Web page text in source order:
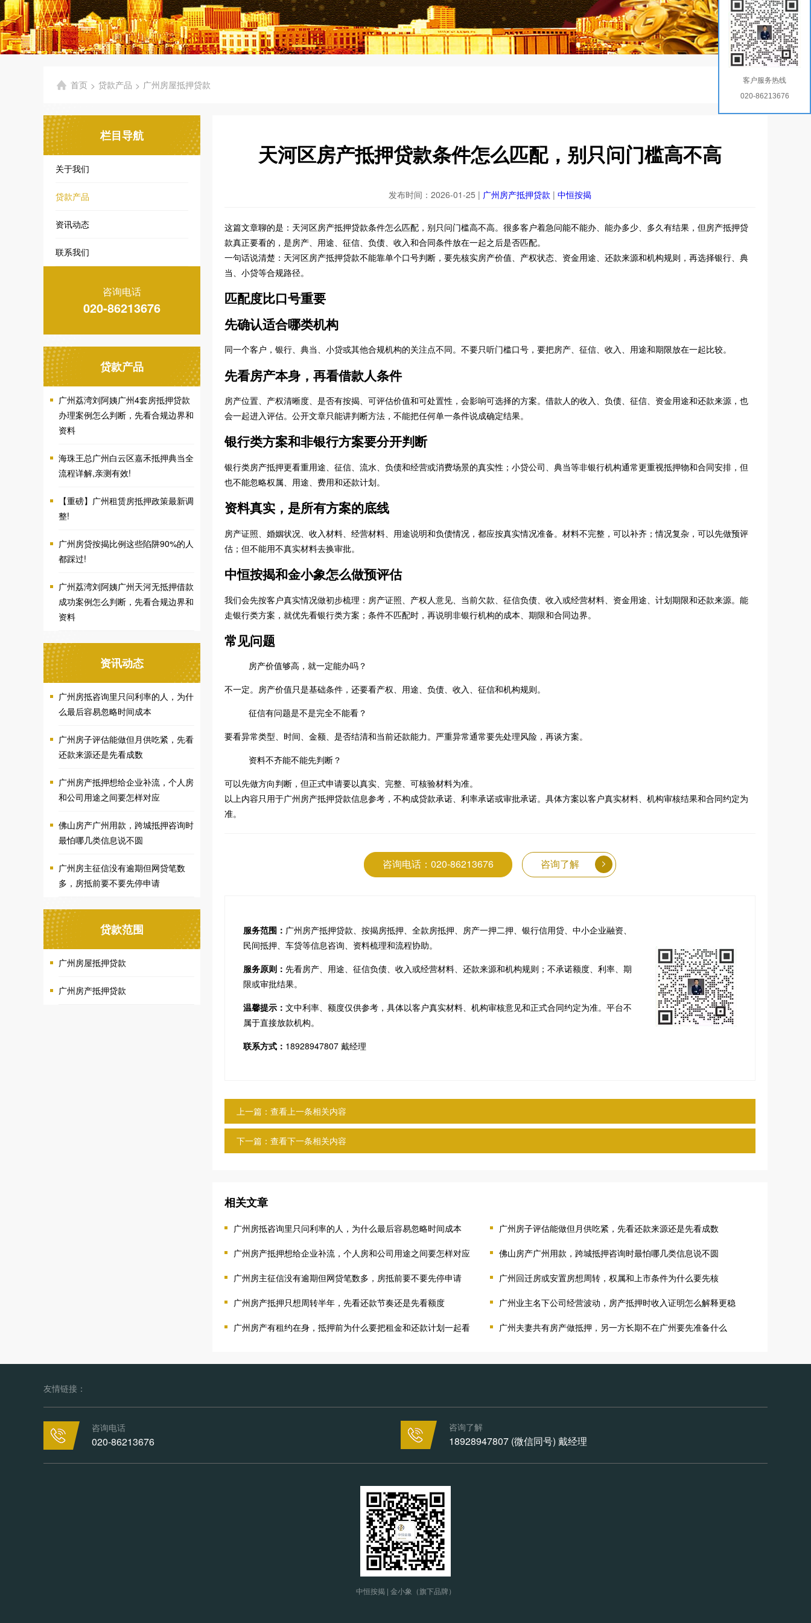
首页 > 贷款产品 > 广州房屋抵押贷款
栏目导航
关于我们
贷款产品
资讯动态
联系我们
咨询电话
020-86213676
贷款产品
广州荔湾刘阿姨广州4套房抵押贷款
办理案例怎么判断，先看合规边界和
资料
海珠王总广州白云区嘉禾抵押典当全
流程详解,亲测有效!
【重磅】广州租赁房抵押政策最新调
整!
广州房贷按揭比例这些陷阱90%的人
都踩过!
广州荔湾刘阿姨广州天河无抵押借款
成功案例怎么判断，先看合规边界和
资料
资讯动态
广州房抵咨询里只问利率的人，为什
么最后容易忽略时间成本
广州房子评估能做但月供吃紧，先看
还款来源还是先看成数
广州房产抵押想给企业补流，个人房
和公司用途之间要怎样对应
佛山房产广州用款，跨城抵押咨询时
最怕哪几类信息说不圆
广州房主征信没有逾期但网贷笔数
多，房抵前要不要先停申请
贷款范围
广州房屋抵押贷款
广州房产抵押贷款
天河区房产抵押贷款条件怎么匹配，别只问门槛高不高
发布时间：2026-01-25 | 广州房产抵押贷款 | 中恒按揭
这篇文章聊的是：天河区房产抵押贷款条件怎么匹配，别只问门槛高不高。很多客户着急问能不能办、能办多少、多久有结果，但房产抵押贷
款真正要看的，是房产、用途、征信、负债、收入和合同条件放在一起之后是否匹配。
一句话说清楚：天河区房产抵押贷款不能靠单个口号判断，要先核实房产价值、产权状态、资金用途、还款来源和机构规则，再选择银行、典
当、小贷等合规路径。
匹配度比口号重要
先确认适合哪类机构
同一个客户，银行、典当、小贷或其他合规机构的关注点不同。不要只听门槛口号，要把房产、征信、收入、用途和期限放在一起比较。
先看房产本身，再看借款人条件
房产位置、产权清晰度、是否有按揭、可评估价值和可处置性，会影响可选择的方案。借款人的收入、负债、征信、资金用途和还款来源，也
会一起进入评估。公开文章只能讲判断方法，不能把任何单一条件说成确定结果。
银行类方案和非银行方案要分开判断
银行类房产抵押更看重用途、征信、流水、负债和经营或消费场景的真实性；小贷公司、典当等非银行机构通常更重视抵押物和合同安排，但
也不能忽略权属、用途、费用和还款计划。
资料真实，是所有方案的底线
房产证照、婚姻状况、收入材料、经营材料、用途说明和负债情况，都应按真实情况准备。材料不完整，可以补齐；情况复杂，可以先做预评
估；但不能用不真实材料去换审批。
中恒按揭和金小象怎么做预评估
我们会先按客户真实情况做初步梳理：房产证照、产权人意见、当前欠款、征信负债、收入或经营材料、资金用途、计划期限和还款来源。能
走银行类方案，就优先看银行类方案；条件不匹配时，再说明非银行机构的成本、期限和合同边界。
常见问题
房产价值够高，就一定能办吗？
不一定。房产价值只是基础条件，还要看产权、用途、负债、收入、征信和机构规则。
征信有问题是不是完全不能看？
要看异常类型、时间、金额、是否结清和当前还款能力。严重异常通常要先处理风险，再谈方案。
资料不齐能不能先判断？
可以先做方向判断，但正式申请要以真实、完整、可核验材料为准。
以上内容只用于广州房产抵押贷款信息参考，不构成贷款承诺、利率承诺或审批承诺。具体方案以客户真实材料、机构审核结果和合同约定为
准。
咨询电话：020-86213676 咨询了解
服务范围： 广州房产抵押贷款、按揭房抵押、全款房抵押、房产一押二押、银行信用贷、中小企业融资、
民间抵押、车贷等信息咨询、资料梳理和流程协助。
服务原则： 先看房产、用途、征信负债、收入或经营材料、还款来源和机构规则；不承诺额度、利率、期
限或审批结果。
温馨提示： 文中利率、额度仅供参考，具体以客户真实材料、机构审核意见和正式合同约定为准。平台不
属于直接放款机构。
联系方式： 18928947807 戴经理
上一篇：查看上一条相关内容
下一篇：查看下一条相关内容
相关文章
广州房抵咨询里只问利率的人，为什么最后容易忽略时间成本 广州房子评估能做但月供吃紧，先看还款来源还是先看成数
广州房产抵押想给企业补流，个人房和公司用途之间要怎样对应 佛山房产广州用款，跨城抵押咨询时最怕哪几类信息说不圆
广州房主征信没有逾期但网贷笔数多，房抵前要不要先停申请 广州回迁房或安置房想周转，权属和上市条件为什么要先核
广州房产抵押只想周转半年，先看还款节奏还是先看额度 广州业主名下公司经营波动，房产抵押时收入证明怎么解释更稳
广州房产有租约在身，抵押前为什么要把租金和还款计划一起看 广州夫妻共有房产做抵押，另一方长期不在广州要先准备什么
友情链接：
咨询电话
020-86213676
咨询了解
18928947807 (微信同号) 戴经理
中恒按揭 | 金小象（旗下品牌）
客户服务热线
020-86213676